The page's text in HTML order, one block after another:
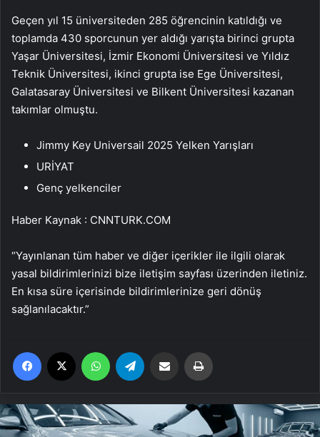
Geçen yıl 15 üniversiteden 285 öğrencinin katıldığı ve
toplamda 430 sporcunun yer aldığı yarışta birinci grupta
Yaşar Üniversitesi, İzmir Ekonomi Üniversitesi ve Yıldız
Teknik Üniversitesi, ikinci grupta ise Ege Üniversitesi,
Galatasaray Üniversitesi ve Bilkent Üniversitesi kazanan
takımlar olmuştu.
Jimmy Key Universail 2025 Yelken Yarışları
URİYAT
Genç yelkenciler
Haber Kaynak : CNNTURK.COM
“Yayınlanan tüm haber ve diğer içerikler ile ilgili olarak
yasal bildirimlerinizi bize iletişim sayfası üzerinden iletiniz.
En kısa süre içerisinde bildirimlerinize geri dönüş
sağlanılacaktır.”
Facebook WhatsApp Email'den paylaş